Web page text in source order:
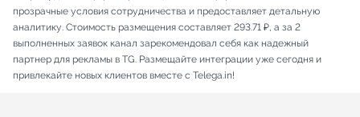
прозрачные условия сотрудничества и предоставляет детальную
аналитику. Стоимость размещения составляет 293.71 ₽, а за 2
выполненных заявок канал зарекомендовал себя как надежный
партнер для рекламы в TG. Размещайте интеграции уже сегодня и
привлекайте новых клиентов вместе с Telega.in!